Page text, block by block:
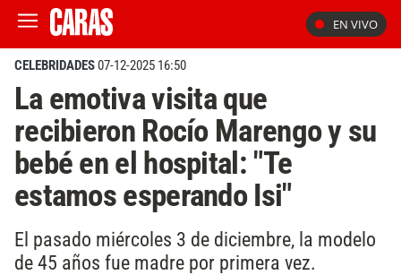
EN VIVO
CELEBRIDADES07-12-2025 16:50
La emotiva visita que
recibieron Rocío Marengo y su
bebé en el hospital: "Te
estamos esperando Isi"
El pasado miércoles 3 de diciembre, la modelo
de 45 años fue madre por primera vez.